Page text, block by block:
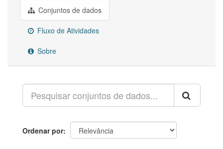
Conjuntos de dados
Fluxo de Atividades
Sobre
Ordenar por